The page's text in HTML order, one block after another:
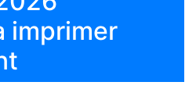
imprimer